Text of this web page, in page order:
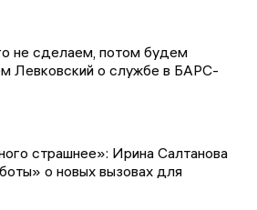
не сделаем, потом будем
Левковский о службе в БАРС-
страшнее»: Ирина Салтанова
о новых вызовах для